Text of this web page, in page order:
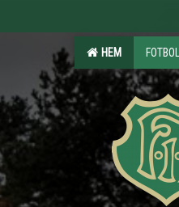
HEM FOTBOLL